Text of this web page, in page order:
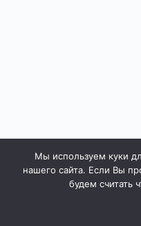
Мы используем куки
нашего сайта. Если Вы
будем считать